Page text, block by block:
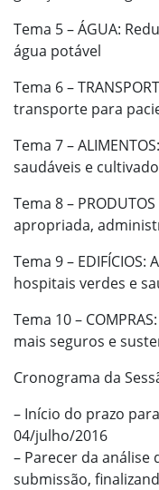
Tema 5 – ÁGUA:
água potável
Tema 6 –
transporte para
Tema 7 –
saudáveis e
Tema 8 –
apropriada,
Tema 9 –
hospitais verdes e
Tema 10 –
mais seguros e
Cronograma da
– Início do prazo
04/julho/2016
– Parecer da análise
submissão,